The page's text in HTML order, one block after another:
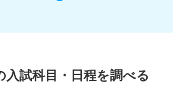
入試科目・日程を調べる